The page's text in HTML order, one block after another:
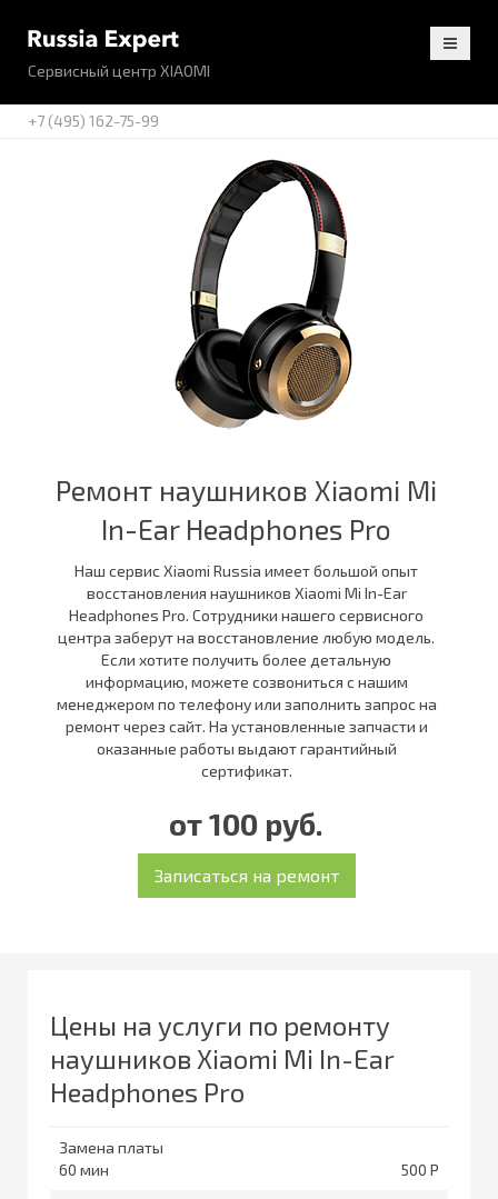
Сервисный центр XIAOMI
+7 (495) 162-75-99
Ремонт наушников Xiaomi Mi
In-Ear Headphones Pro
Наш сервис Xiaomi Russia имеет большой опыт
восстановления наушников Xiaomi Mi In-Ear
Headphones Pro. Сотрудники нашего сервисного
центра заберут на восстановление любую модель.
Если хотите получить более детальную
информацию, можете созвониться с нашим
менеджером по телефону или заполнить запрос на
ремонт через сайт. На установленные запчасти и
оказанные работы выдают гарантийный
сертификат.
от 100 руб.
Цены на услуги по ремонту
наушников Xiaomi Mi In-Ear
Headphones Pro
Замена платы
60
500